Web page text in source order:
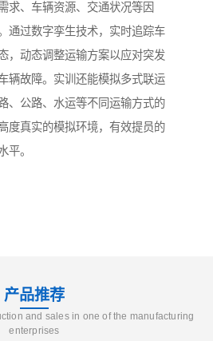
求、车辆资源、交通状况等因
通过数字孪生技术，实时追踪车
，动态调整运输方案以应对突发
辆故障。实训还能模拟多式联运
、公路、水运等不同运输方式的
度真实的模拟环境，有效提员的
平。
产品推荐
and sales in one of the manufacturing
enterprises